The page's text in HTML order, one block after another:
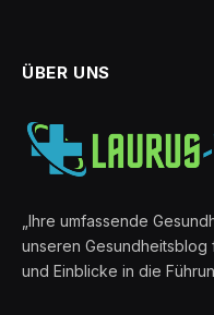
ÜBER UNS
„Ihre umfassende
unseren
und Einblicke in die